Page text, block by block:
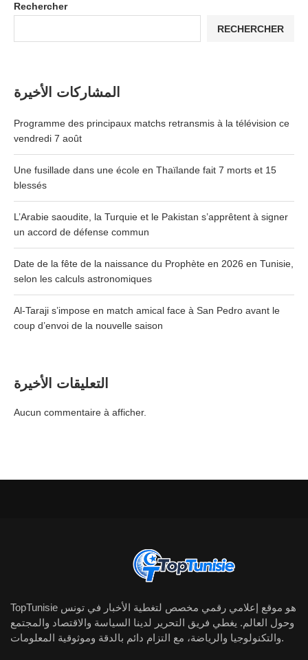
Rechercher
RECHERCHER
المشاركات الأخيرة
Programme des principaux matchs retransmis à la télévision ce
vendredi 7 août
Une fusillade dans une école en Thaïlande fait 7 morts et 15
blessés
L’Arabie saoudite, la Turquie et le Pakistan s’apprêtent à signer
un accord de défense commun
Date de la fête de la naissance du Prophète en 2026 en Tunisie,
selon les calculs astronomiques
Al-Taraji s’impose en match amical face à San Pedro avant le
coup d’envoi de la nouvelle saison
التعليقات الأخيرة
Aucun commentaire à afficher.
TopTunisie هو موقع إعلامي رقمي مخصص لتغطية الأخبار في تونس
وحول العالم. يغطي فريق التحرير لدينا السياسة والاقتصاد والمجتمع
والتكنولوجيا والرياضة، مع التزام دائم بالدقة وموثوقية المعلومات.